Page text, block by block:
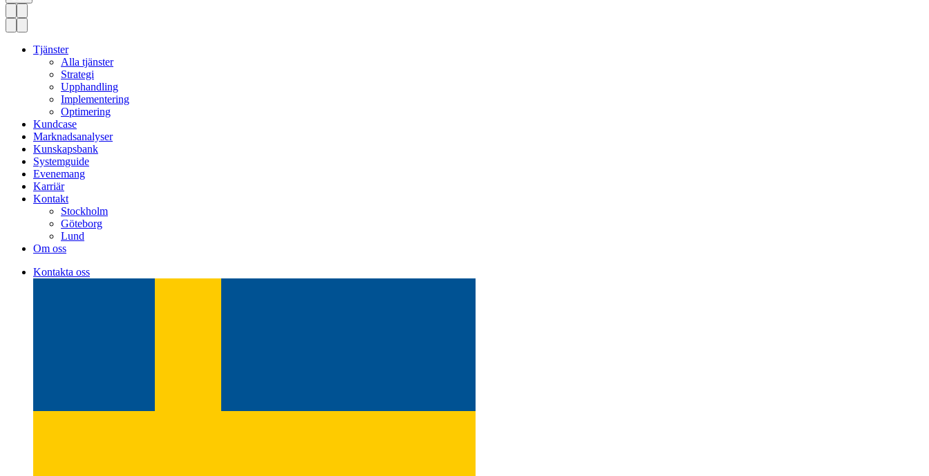
Tjänster
Alla tjänster
Strategi
Upphandling
Implementering
Optimering
Kundcase
Marknadsanalyser
Kunskapsbank
Systemguide
Evenemang
Karriär
Kontakt
Stockholm
Göteborg
Lund
Om oss
Kontakta oss